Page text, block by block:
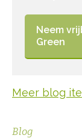
Neem
Green
Meer blog
Blog